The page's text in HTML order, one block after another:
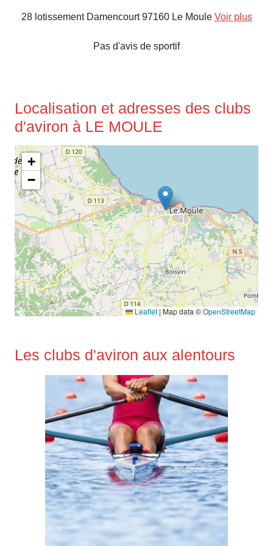
28 lotissement Damencourt 97160 Le Moule Voir plus
Pas d'avis de sportif
Localisation et adresses des clubs
d'aviron à LE MOULE
+
−
Leaflet | Map data ©OpenStreetMap
Les clubs d'aviron aux alentours